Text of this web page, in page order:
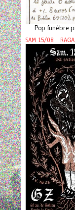
Pop funèbre
SAM 15/08 :